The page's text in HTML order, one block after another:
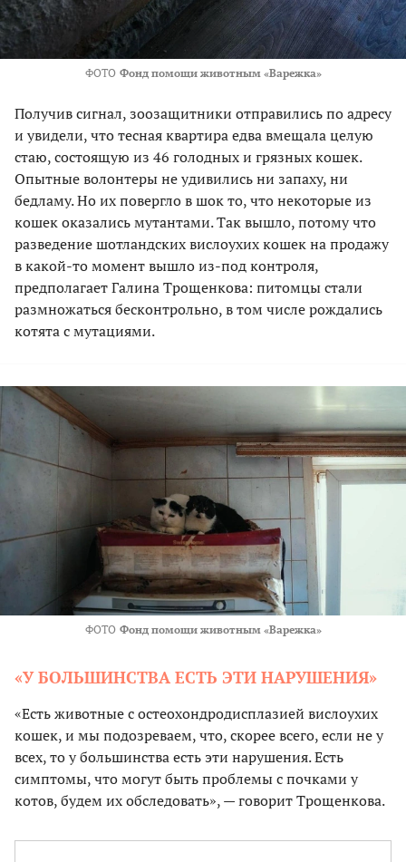
ФОТО Фонд помощи животным «Варежка»
Получив сигнал, зоозащитники отправились по адресу
и увидели, что тесная квартира едва вмещала целую
стаю, состоящую из 46 голодных и грязных кошек.
Опытные волонтеры не удивились ни запаху, ни
бедламу. Но их повергло в шок то, что некоторые из
кошек оказались мутантами. Так вышло, потому что
разведение шотландских вислоухих кошек на продажу
в какой-то момент вышло из-под контроля,
предполагает Галина Трощенкова: питомцы стали
размножаться бесконтрольно, в том числе рождались
котята с мутациями.
ФОТО Фонд помощи животным «Варежка»
«У БОЛЬШИНСТВА ЕСТЬ ЭТИ НАРУШЕНИЯ»
«Есть животные с остеохондродисплазией вислоухих
кошек, и мы подозреваем, что, скорее всего, если не у
всех, то у большинства есть эти нарушения. Есть
симптомы, что могут быть проблемы с почками у
котов, будем их обследовать», — говорит Трощенкова.